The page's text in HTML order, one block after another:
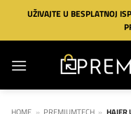
Preskoči
sadržaj
UŽIVAJTE U BESPLATNOJ
HOME » PREMIUMTECH » HAIER